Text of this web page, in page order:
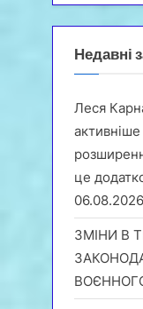
Недавні
Леся
це
06.08.2026
ЗМІНИ В